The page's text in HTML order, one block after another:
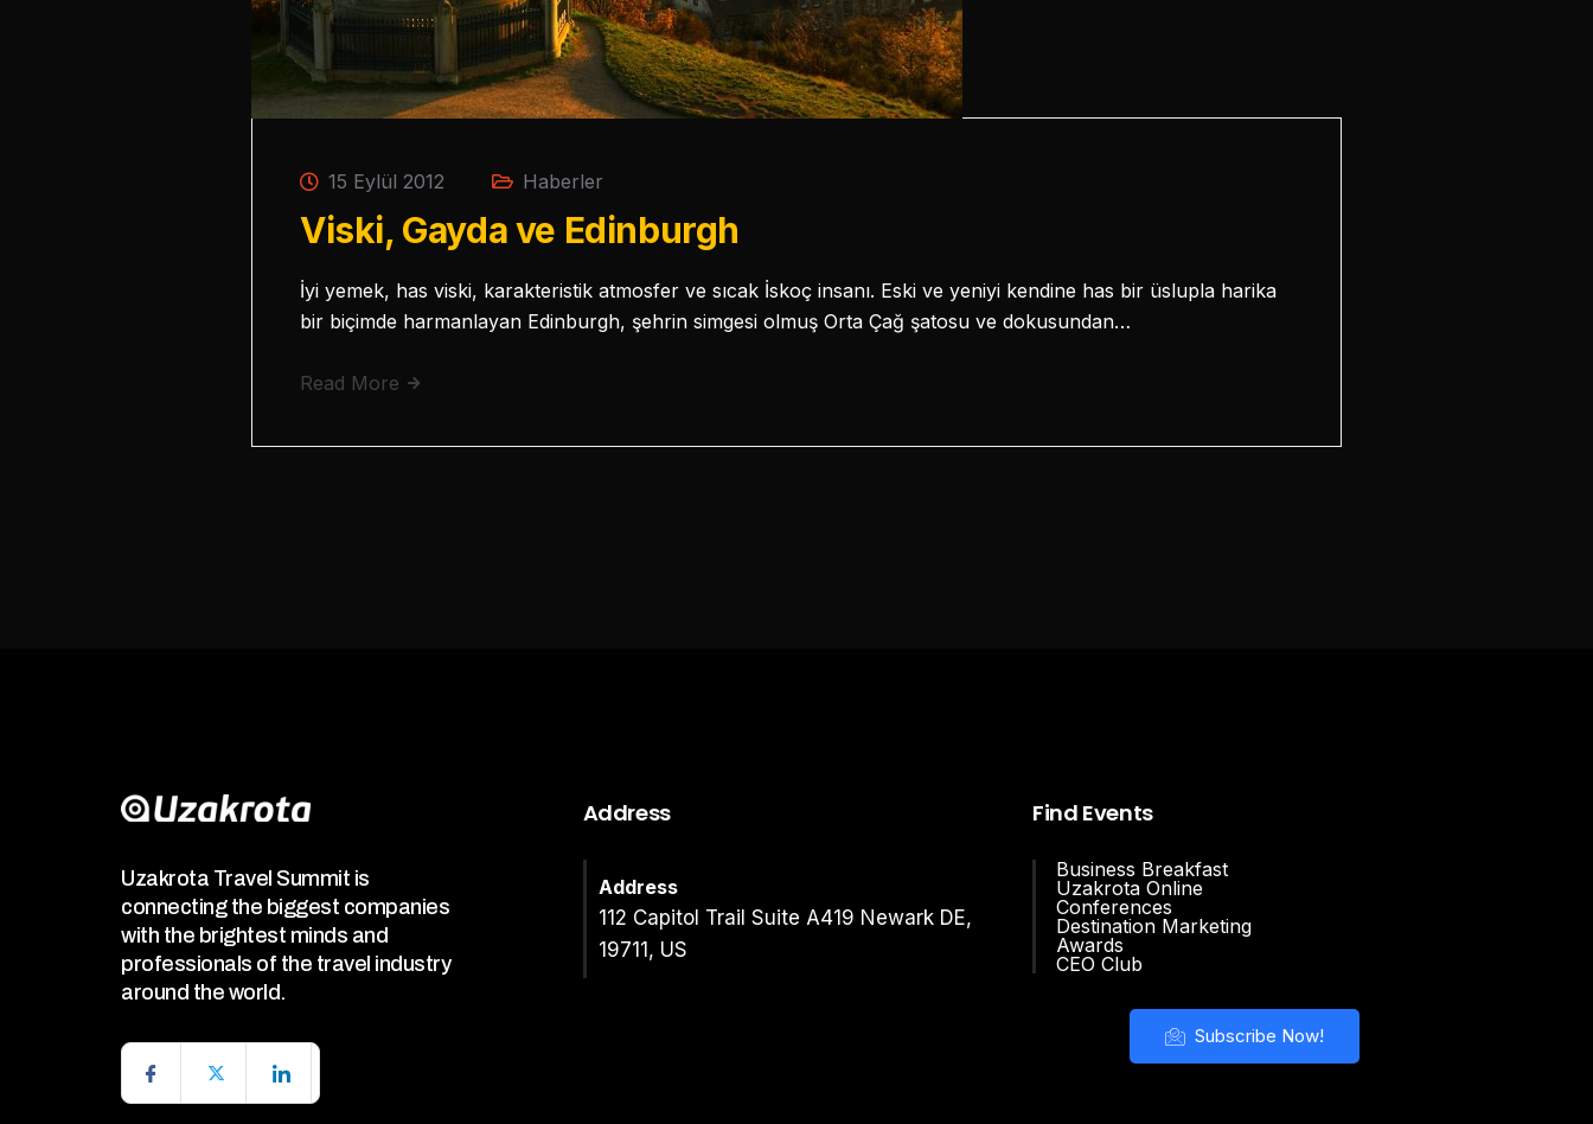
15 Eylül 2012 Haberler
Viski, Gayda ve Edinburgh
İyi yemek, has viski, karakteristik atmosfer ve sıcak İskoç insanı. Eski ve yeniyi kendine has bir üslupla harika
bir biçimde harmanlayan Edinburgh, şehrin simgesi olmuş Orta Çağ şatosu ve dokusundan…
Read More
Uzakrota Travel Summit is
connecting the biggest companies
with the brightest minds and
professionals of the travel industry
around the world.
Address
Address
112 Capitol Trail Suite A419 Newark DE,
19711, US
Find Events
Business Breakfast
Uzakrota Online
Conferences
Destination Marketing
Awards
CEO Club
Subscribe Now!